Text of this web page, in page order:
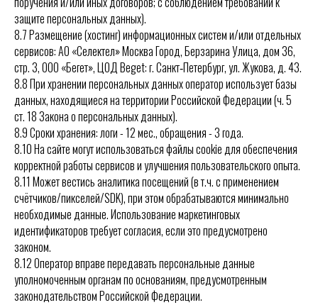
защите персональных данных).
8.7 Размещение (хостинг) информационных систем и/или отдельных
сервисов: АО «Селектел» Москва Город, Берзарина Улица, дом 36,
стр. 3, ООО «Бегет», ЦОД Beget: г. Санкт‑Петербург, ул. Жукова, д. 43.
8.8 При хранении персональных данных оператор использует базы
данных, находящиеся на территории Российской Федерации (ч. 5
ст. 18 Закона о персональных данных).
8.9 Сроки хранения: логи - 12 мес., обращения - 3 года.
8.10 На сайте могут использоваться файлы cookie для обеспечения
корректной работы сервисов и улучшения пользовательского опыта.
8.11 Может вестись аналитика посещений (в т.ч. с применением
счётчиков/пикселей/SDK), при этом обрабатываются минимально
необходимые данные. Использование маркетинговых
идентификаторов требует согласия, если это предусмотрено
законом.
8.12 Оператор вправе передавать персональные данные
уполномоченным органам по основаниям, предусмотренным
законодательством Российской Федерации.